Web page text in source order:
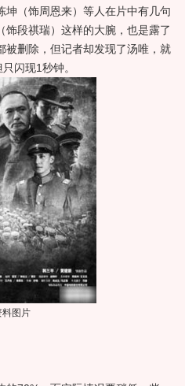
（饰周恩来）等人在片中有几句
段祺瑞）这样的大腕，也是露了
被删除，但记者却发现了汤唯，就
闪现1秒钟。
料图片